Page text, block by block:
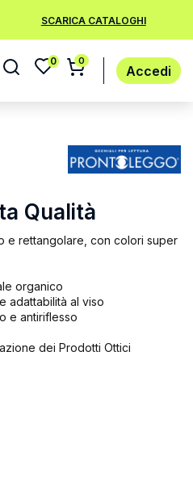
SCARICA CATALOGHI
0 0
Accedi
Qualità
e rettangolare, con colori super
organico
adattabilità al viso
e antiriflesso
dei Prodotti Ottici